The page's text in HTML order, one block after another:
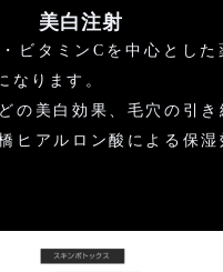
美白注射
ビタミンCを中心とした
なります。
の美白効果、毛穴の引き
ヒアルロン酸による保湿